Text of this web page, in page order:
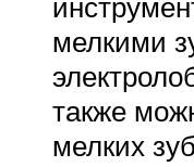
мелкими
также
мелких